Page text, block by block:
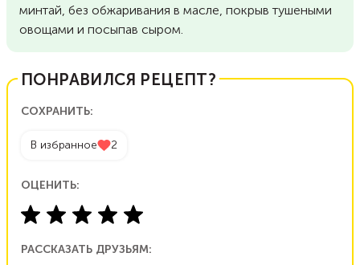
минтай, без обжаривания в масле, покрыв тушеными
овощами и посыпав сыром.
ПОНРАВИЛСЯ РЕЦЕПТ?
СОХРАНИТЬ:
В избранное 2
ОЦЕНИТЬ:
РАССКАЗАТЬ ДРУЗЬЯМ: